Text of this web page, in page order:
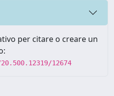
per citare o creare un
12674